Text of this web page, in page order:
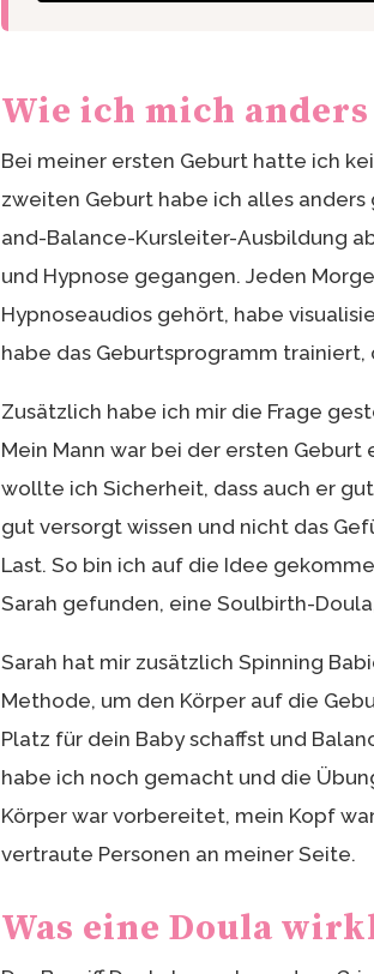
Wie ich mich
Bei meiner ersten Geburt hatte ich
zweiten Geburt habe ich alles
and-Balance-Kursleiter-Ausbildung
und Hypnose gegangen. Jeden
Hypnoseaudios gehört, habe
habe das Geburtsprogramm
Zusätzlich habe ich mir die Frage
Mein Mann war bei der ersten
wollte ich Sicherheit, dass auch er
gut versorgt wissen und nicht das
Last. So bin ich auf die Idee
Sarah gefunden, eine Soulbirth-
Sarah hat mir zusätzlich Spinning
Methode, um den Körper auf die
Platz für dein Baby schaffst und
habe ich noch gemacht und die
Körper war vorbereitet, mein Kopf
vertraute Personen an meiner Seite.
Was eine Doula